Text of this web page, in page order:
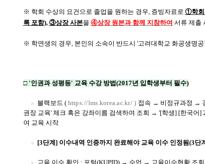
※ 학회 수상의 요건으로 졸업을 원하는 경우, 증빙자료로 ①학회
록 포함), ③상장 사본을 ④상장 원본과 함께 지참하여 서류 제출
※ 학연생의 경우, 본인의 소속이 반드시 '고려대학교 화공생명
□ '인권과 성평등' 교육 수강 방법(2017년 입학생부터 필수)
블랙보드 ( https://lms.korea.ac.kr/ ) 접속 → 비정규과정 →
권장 교육' 체크 혹은 강좌이름 검색하여 조회 → '[학생] [한국어]
여 교육 시작
[3단계] 이수내역 인증까지 완료해야 교육 이수 인정됨(3단
교육 이수 확인 : 포털(KUPID) → 수업 → 교육이수현황 조회